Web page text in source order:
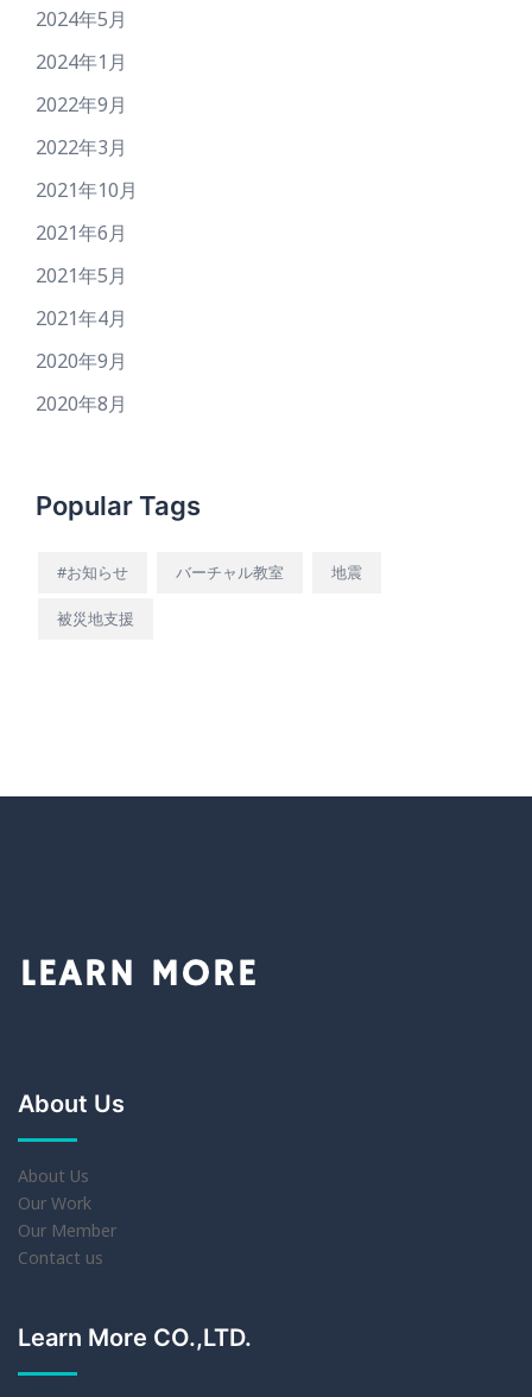
2024年5月
2024年1月
2022年9月
2022年3月
2021年10月
2021年6月
2021年5月
2021年4月
2020年9月
2020年8月
Popular Tags
#お知らせ バーチャル教室 地震
被災地支援
About Us
About Us
Our Work
Our Member
Contact us
Learn More CO.,LTD.